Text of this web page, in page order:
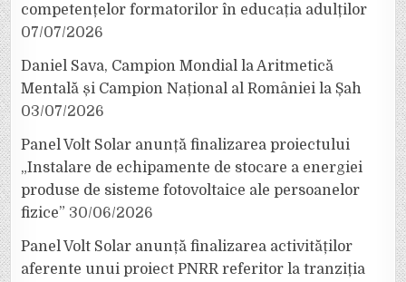
competențelor formatorilor în educația adulților
07/07/2026
Daniel Sava, Campion Mondial la Aritmetică
Mentală și Campion Național al României la Șah
03/07/2026
Panel Volt Solar anunță finalizarea proiectului
„Instalare de echipamente de stocare a energiei
produse de sisteme fotovoltaice ale persoanelor
fizice” 30/06/2026
Panel Volt Solar anunță finalizarea activităților
aferente unui proiect PNRR referitor la tranziția